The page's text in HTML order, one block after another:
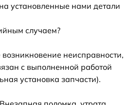
установленные нами детали
случаем?
неисправности,
с выполненной работой
установка запчасти).